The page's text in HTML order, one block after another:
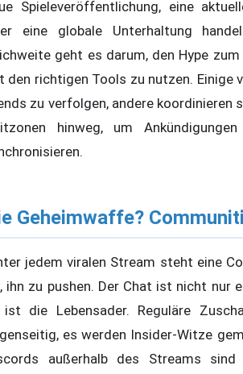
Spieleveröffentlichung, eine
eine globale Unterhaltung
geht es darum, den Hype
den richtigen Tools zu nutzen. Einige
zu verfolgen, andere koordinieren
hinweg, um
Geheimwaffe?
jedem viralen Stream steht eine
ihn zu pushen. Der Chat ist nicht nur
die Lebensader. Reguläre
es werden Insider-Witze
außerhalb des Streams